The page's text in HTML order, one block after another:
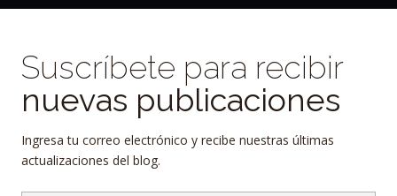
Suscríbete para recibir
nuevas publicaciones
Ingresa tu correo electrónico y recibe nuestras últimas
actualizaciones del blog.